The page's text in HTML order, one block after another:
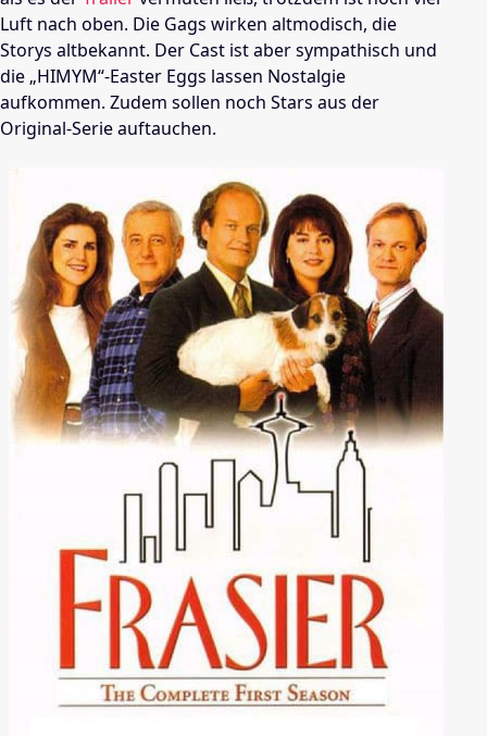
Luft nach oben. Die Gags wirken altmodisch, die
Storys altbekannt. Der Cast ist aber sympathisch und
die „HIMYM“-Easter Eggs lassen Nostalgie
aufkommen. Zudem sollen noch Stars aus der
Original-Serie auftauchen.